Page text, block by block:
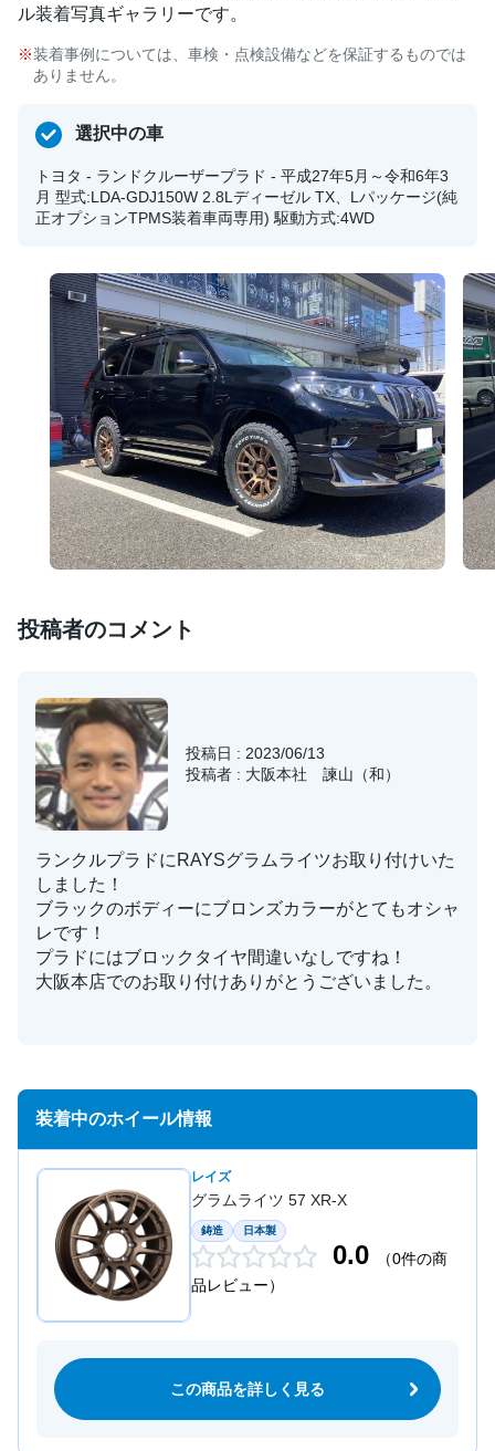
ル装着写真ギャラリーです。
装着事例については、車検・点検設備などを保証するものでは
ありません。
選択中の車
トヨタ - ランドクルーザープラド - 平成27年5月～令和6年3
月 型式:LDA-GDJ150W 2.8Lディーゼル TX、Lパッケージ(純
正オプションTPMS装着車両専用) 駆動方式:4WD
投稿者のコメント
投稿日 : 2023/06/13
投稿者 : 大阪本社 諫山（和）
ランクルプラドにRAYSグラムライツお取り付けいた
しました！
ブラックのボディーにブロンズカラーがとてもオシャ
レです！
プラドにはブロックタイヤ間違いなしですね！
大阪本店でのお取り付けありがとうございました。
装着中のホイール情報
レイズ
グラムライツ 57 XR-X
鋳造 日本製
0.0
（0件の商
品レビュー）
この商品を詳しく見る